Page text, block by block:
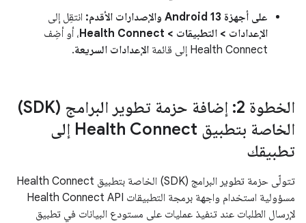
على أجهزة Android 13 والإصدارات الأقدم:
انتقِل إلى
الإعدادات > التطبيقات > Health Connect
، أو أضِف
Health Connect إلى قائمة
الإعدادات السريعة.
الخطوة 2: إضافة حزمة تطوير البرامج (SDK)
الخاصة بتطبيق Health Connect إلى
تطبيقك
تتولّى حزمة تطوير البرامج (SDK) الخاصة بتطبيق Health Connect
مسؤولية استخدام واجهة برمجة التطبيقات Health Connect API
لإرسال الطلبات عند تنفيذ عمليات على مستودع البيانات في تطبيق